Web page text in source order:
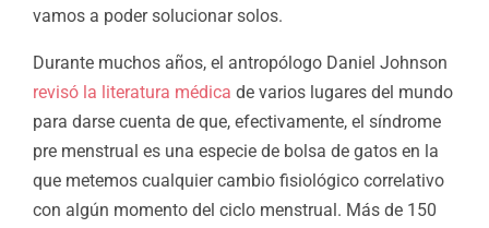
vamos a poder solucionar solos.
Durante muchos años, el antropólogo Daniel Johnson
revisó la literatura médica de varios lugares del mundo
para darse cuenta de que, efectivamente, el síndrome
pre menstrual es una especie de bolsa de gatos en la
que metemos cualquier cambio fisiológico correlativo
con algún momento del ciclo menstrual. Más de 150